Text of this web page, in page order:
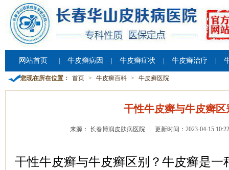
网站首页 牛皮癣病因 牛皮癣症状 牛皮癣治疗
您现在所在位置： 首页 > 牛皮癣百科 > 牛皮癣医院
干性牛皮癣与牛皮癣区
来源： 长春博润皮肤病医院 更新时间：2023-04-15
干性牛皮癣与牛皮癣区别？牛皮癣是一